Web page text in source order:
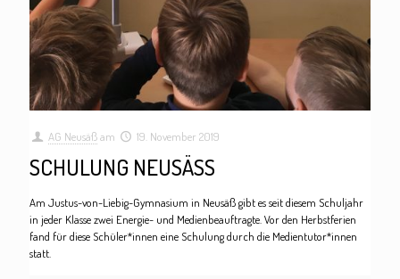
AG Neusäßam 19. November 2019
SCHULUNG NEUSÄSS
Am Justus-von-Liebig-Gymnasium in Neusäß gibt es seit diesem Schuljahr
in jeder Klasse zwei Energie- und Medienbeauftragte. Vor den Herbstferien
fand für diese Schüler*innen eine Schulung durch die Medientutor*innen
statt.